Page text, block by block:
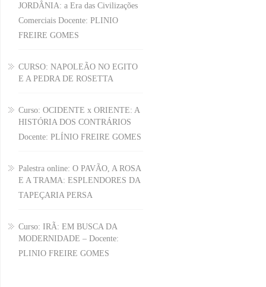
JORDÂNIA: a Era das Civilizações
Comerciais Docente: PLINIO
FREIRE GOMES
CURSO: NAPOLEÃO NO EGITO
E A PEDRA DE ROSETTA
Curso: OCIDENTE x ORIENTE: A
HISTÓRIA DOS CONTRÁRIOS
Docente: PLÍNIO FREIRE GOMES
Palestra online: O PAVÃO, A ROSA
E A TRAMA: ESPLENDORES DA
TAPEÇARIA PERSA
Curso: IRÃ: EM BUSCA DA
MODERNIDADE – Docente:
PLINIO FREIRE GOMES